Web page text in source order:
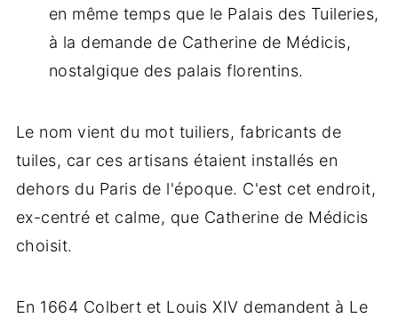
en même temps que le Palais des Tuileries,
à la demande de Catherine de Médicis,
nostalgique des palais florentins.
Le nom vient du mot tuiliers, fabricants de
tuiles, car ces artisans étaient installés en
dehors du Paris de l'époque. C'est cet endroit,
ex-centré et calme, que Catherine de Médicis
choisit.
En 1664 Colbert et Louis XIV demandent à Le